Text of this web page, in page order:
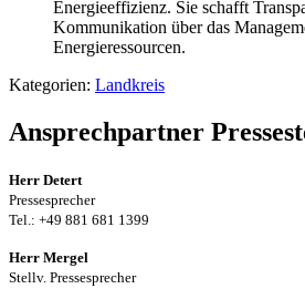
Energieeffizienz. Sie schafft
Kommunikation über das
Energieressourcen.
Kategorien: Landkreis
Ansprechpartner
Herr Detert
Pressesprecher
Tel.: +49 881 681 1399
Herr Mergel
Stellv. Pressesprecher